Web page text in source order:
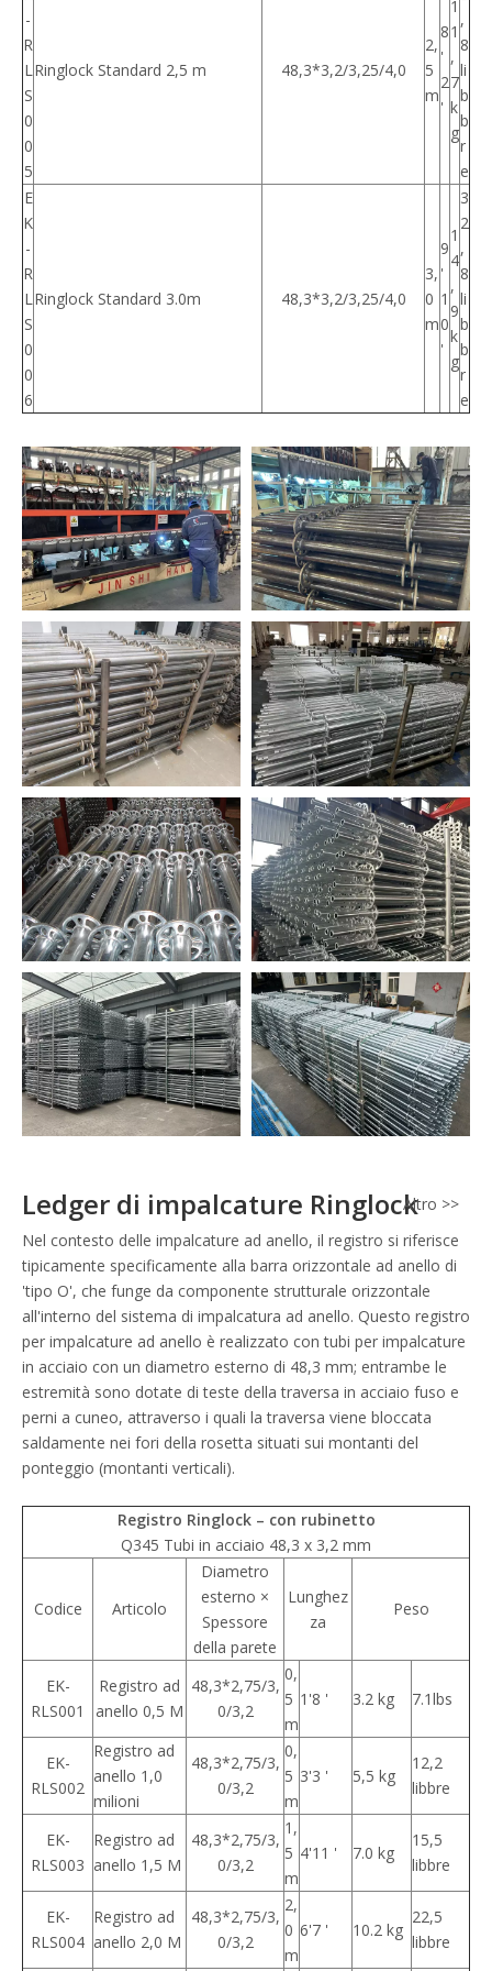
-
R
L
S
0
0
5
Ringlock Standard 2,5 m 48,3*3,2/3,25/4,0
2,
5
m
8
'
2
'
1
1
,
7
k
g
,
8
li
b
b
r
e
E
K
-
R
L
S
0
0
6
Ringlock Standard 3.0m 48,3*3,2/3,25/4,0
3,
0
m
9
'
1
0
'
1
4
,
9
k
g
3
2
,
8
li
b
b
r
e
Ledger di impalcature RinglockAltro >>
Nel contesto delle impalcature ad anello, il registro si riferisce
tipicamente specificamente alla barra orizzontale ad anello di
'tipo O', che funge da componente strutturale orizzontale
all'interno del sistema di impalcatura ad anello. Questo registro
per impalcature ad anello è realizzato con tubi per impalcature
in acciaio con un diametro esterno di 48,3 mm; entrambe le
estremità sono dotate di teste della traversa in acciaio fuso e
perni a cuneo, attraverso i quali la traversa viene bloccata
saldamente nei fori della rosetta situati sui montanti del
ponteggio (montanti verticali).
Registro Ringlock – con rubinetto
Q345 Tubi in acciaio 48,3 x 3,2 mm
Codice Articolo
Diametro
esterno ×
Spessore
della parete
Lunghez
za
Peso
EK-
RLS001
Registro ad
anello 0,5 M
48,3*2,75/3,
0/3,2
0,
5
m
1'8 ' 3.2 kg 7.1lbs
EK-
RLS002
Registro ad
anello 1,0
milioni
48,3*2,75/3,
0/3,2
0,
5
m
3'3 ' 5,5 kg
12,2
libbre
EK-
RLS003
Registro ad
anello 1,5 M
48,3*2,75/3,
0/3,2
1,
5
m
4'11 ' 7.0 kg
15,5
libbre
EK-
RLS004
Registro ad
anello 2,0 M
48,3*2,75/3,
0/3,2
2,
0
m
6'7 ' 10.2 kg
22,5
libbre